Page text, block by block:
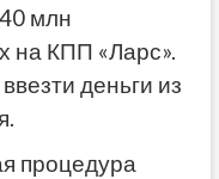
млн
на КПП «Ларс».
деньги из
процедура